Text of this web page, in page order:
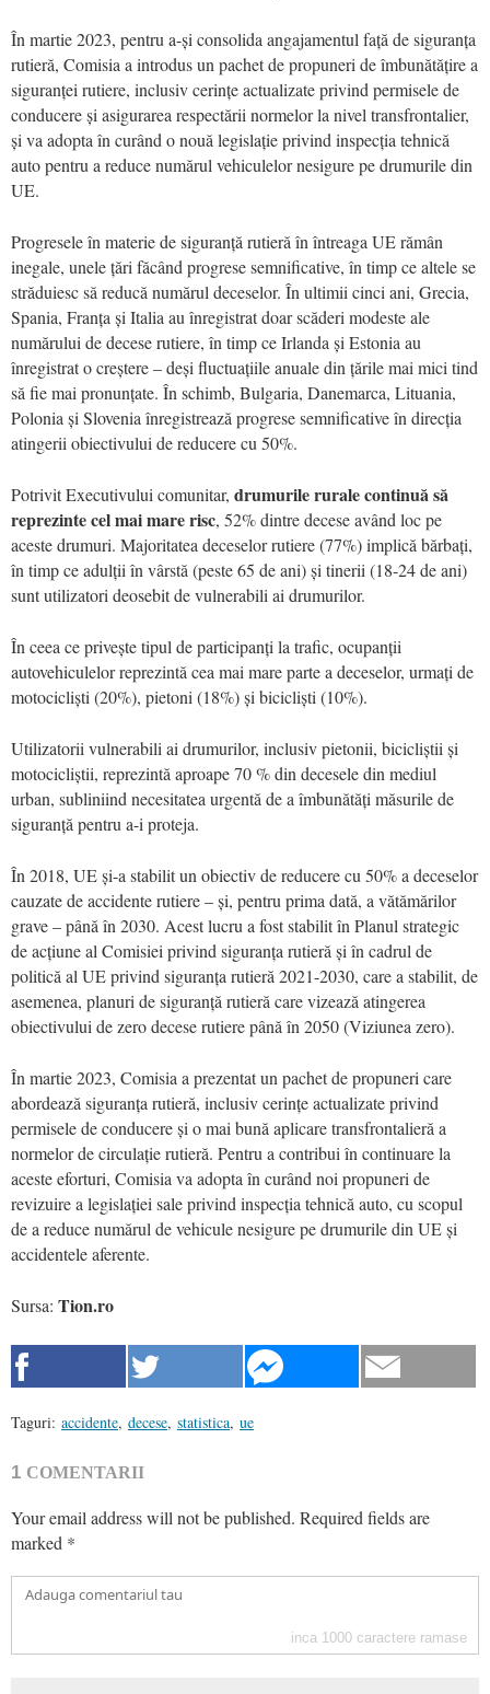
În martie 2023, pentru a-și consolida angajamentul față de siguranța
rutieră, Comisia a introdus un pachet de propuneri de îmbunătățire a
siguranței rutiere, inclusiv cerințe actualizate privind permisele de
conducere și asigurarea respectării normelor la nivel transfrontalier,
și va adopta în curând o nouă legislație privind inspecția tehnică
auto pentru a reduce numărul vehiculelor nesigure pe drumurile din
UE.
Progresele în materie de siguranță rutieră în întreaga UE rămân
inegale, unele țări făcând progrese semnificative, în timp ce altele se
străduiesc să reducă numărul deceselor. În ultimii cinci ani, Grecia,
Spania, Franța și Italia au înregistrat doar scăderi modeste ale
numărului de decese rutiere, în timp ce Irlanda și Estonia au
înregistrat o creștere – deși fluctuațiile anuale din țările mai mici tind
să fie mai pronunțate. În schimb, Bulgaria, Danemarca, Lituania,
Polonia și Slovenia înregistrează progrese semnificative în direcția
atingerii obiectivului de reducere cu 50%.
Potrivit Executivului comunitar, drumurile rurale continuă să
reprezinte cel mai mare risc, 52% dintre decese având loc pe
aceste drumuri. Majoritatea deceselor rutiere (77%) implică bărbați,
în timp ce adulții în vârstă (peste 65 de ani) și tinerii (18-24 de ani)
sunt utilizatori deosebit de vulnerabili ai drumurilor.
În ceea ce privește tipul de participanți la trafic, ocupanții
autovehiculelor reprezintă cea mai mare parte a deceselor, urmați de
motocicliști (20%), pietoni (18%) și bicicliști (10%).
Utilizatorii vulnerabili ai drumurilor, inclusiv pietonii, bicicliștii și
motocicliștii, reprezintă aproape 70 % din decesele din mediul
urban, subliniind necesitatea urgentă de a îmbunătăți măsurile de
siguranță pentru a-i proteja.
În 2018, UE și-a stabilit un obiectiv de reducere cu 50% a deceselor
cauzate de accidente rutiere – și, pentru prima dată, a vătămărilor
grave – până în 2030. Acest lucru a fost stabilit în Planul strategic
de acțiune al Comisiei privind siguranța rutieră și în cadrul de
politică al UE privind siguranța rutieră 2021-2030, care a stabilit, de
asemenea, planuri de siguranță rutieră care vizează atingerea
obiectivului de zero decese rutiere până în 2050 (Viziunea zero).
În martie 2023, Comisia a prezentat un pachet de propuneri care
abordează siguranța rutieră, inclusiv cerințe actualizate privind
permisele de conducere și o mai bună aplicare transfrontalieră a
normelor de circulație rutieră. Pentru a contribui în continuare la
aceste eforturi, Comisia va adopta în curând noi propuneri de
revizuire a legislației sale privind inspecția tehnică auto, cu scopul
de a reduce numărul de vehicule nesigure pe drumurile din UE și
accidentele aferente.
Sursa: Tion.ro
Taguri: accidente, decese, statistica, ue
1 COMENTARII
Your email address will not be published. Required fields are
marked *
inca 1000 caractere ramase